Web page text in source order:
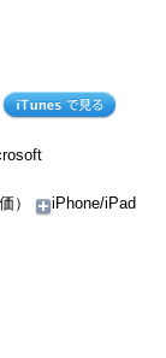
）
iPhone/iPad